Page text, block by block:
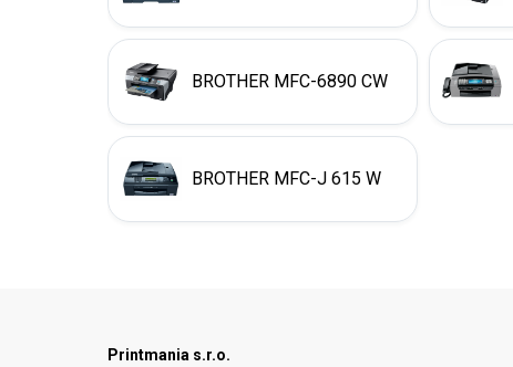
BROTHER MFC-6890 CW
BROTHER MFC-J 615 W
Printmania s.r.o.